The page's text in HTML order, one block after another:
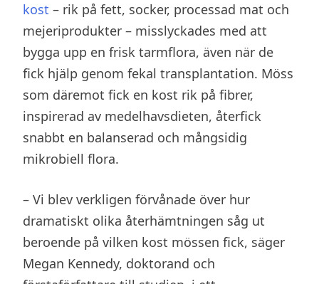
kost – rik på fett, socker, processad mat och
mejeriprodukter – misslyckades med att
bygga upp en frisk tarmflora, även när de
fick hjälp genom fekal transplantation. Möss
som däremot fick en kost rik på fibrer,
inspirerad av medelhavsdieten, återfick
snabbt en balanserad och mångsidig
mikrobiell flora.
– Vi blev verkligen förvånade över hur
dramatiskt olika återhämtningen såg ut
beroende på vilken kost mössen fick, säger
Megan Kennedy, doktorand och